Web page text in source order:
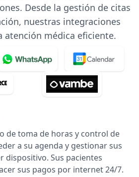
Desde la gestión de citas
nuestras integraciones
atención médica eficiente.
de toma de horas y control de
a su agenda y gestionar sus
dispositivo. Sus pacientes
sus pagos por internet 24/7.